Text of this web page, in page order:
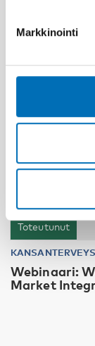
Markkinointi
Toteutunut
19 MARRAS
KANSANTERVEYS
Webinaari:
Market